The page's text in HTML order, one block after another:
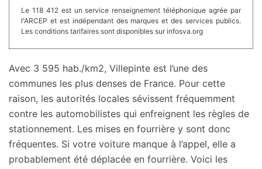
Le 118 412 est un service renseignement téléphonique agrée par
l'ARCEP et est indépendant des marques et des services publics.
Les conditions tarifaires sont disponibles sur infosva.org
Avec 3 595 hab./km2, Villepinte est l’une des
communes les plus denses de France. Pour cette
raison, les autorités locales sévissent fréquemment
contre les automobilistes qui enfreignent les règles de
stationnement. Les mises en fourrière y sont donc
fréquentes. Si votre voiture manque à l’appel, elle a
probablement été déplacée en fourrière. Voici les